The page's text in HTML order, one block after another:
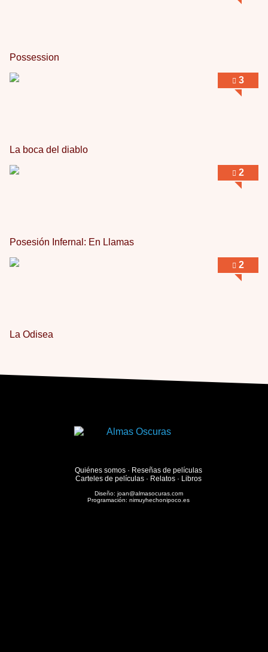
Possession
3
La boca del diablo
2
Posesión Infernal: En Llamas
2
La Odisea
Quiénes somos · Reseñas de películas
Carteles de películas · Relatos · Libros
Diseño: joan@almasocuras.com
Programación:nimuyhechonipoco.es